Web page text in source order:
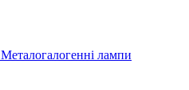
Металогалогенні лампи